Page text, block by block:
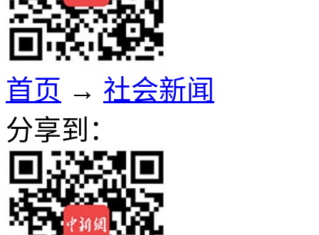
首页 → 社会新闻
分享到：